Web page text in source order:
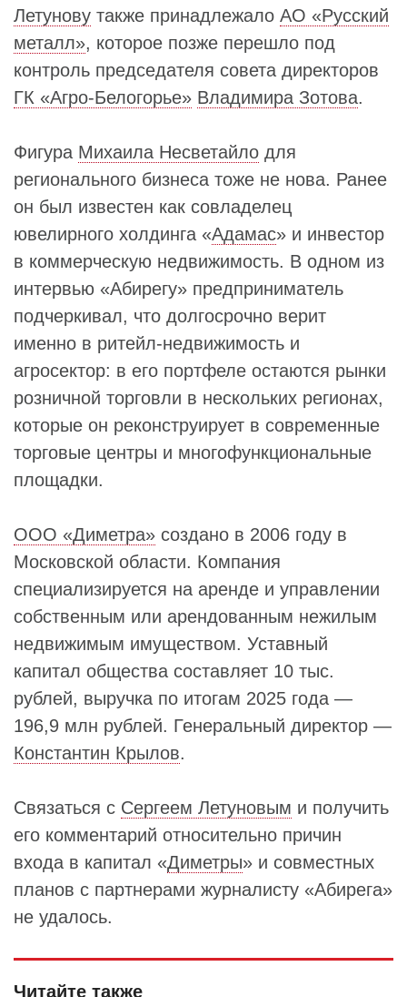
Летунову также принадлежало АО «Русский
металл», которое позже перешло под
контроль председателя совета директоров
ГК «Агро-Белогорье» Владимира Зотова.
Фигура Михаила Несветайло для
регионального бизнеса тоже не нова. Ранее
он был известен как совладелец
ювелирного холдинга «Адамас» и инвестор
в коммерческую недвижимость. В одном из
интервью «Абирегу» предприниматель
подчеркивал, что долгосрочно верит
именно в ритейл‑недвижимость и
агросектор: в его портфеле остаются рынки
розничной торговли в нескольких регионах,
которые он реконструирует в современные
торговые центры и многофункциональные
площадки.
ООО «Диметра» создано в 2006 году в
Московской области. Компания
специализируется на аренде и управлении
собственным или арендованным нежилым
недвижимым имуществом. Уставный
капитал общества составляет 10 тыс.
рублей, выручка по итогам 2025 года —
196,9 млн рублей. Генеральный директор —
Константин Крылов.
Связаться с Сергеем Летуновым и получить
его комментарий относительно причин
входа в капитал «Диметры» и совместных
планов с партнерами журналисту «Абирега»
не удалось.
Читайте также